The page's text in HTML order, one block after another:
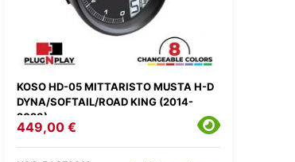
KOSO HD-05 MITTARISTO MUSTA H-D
DYNA/SOFTAIL/ROAD KING (2014-
2023)
449,00 €